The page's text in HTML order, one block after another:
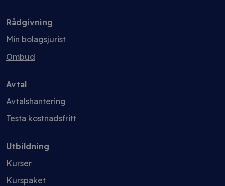
Rådgivning
Min bolagsjurist
Ombud
Avtal
Avtalshantering
Testa kostnadsfritt
Utbildning
Kurser
Kurspaket